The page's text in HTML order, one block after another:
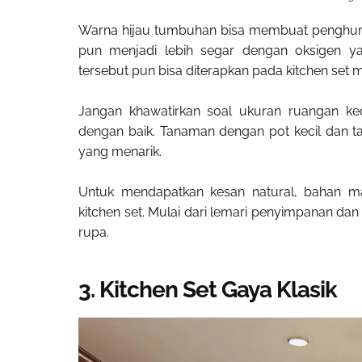
Warna hijau tumbuhan bisa membuat
pun menjadi lebih segar dengan oksigen
tersebut pun bisa diterapkan pada kitchen set
Jangan khawatirkan soal ukuran ruangan
dengan baik. Tanaman dengan pot kecil dan
yang menarik.
Untuk mendapatkan kesan natural, bahan
kitchen set. Mulai dari lemari penyimpanan
rupa.
3. Kitchen Set Gaya Klasik